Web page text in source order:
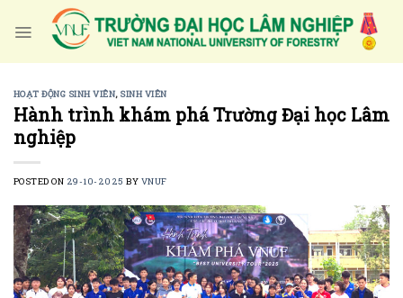
HOẠT ĐỘNG SINH VIÊN, SINH VIÊN
Hành trình khám phá Trường Đại học Lâm
nghiệp
POSTED ON 29-10-2025 BY VNUF